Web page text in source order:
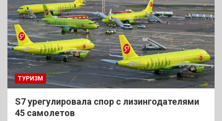
ТУРИЗМ
S7 урегулировала спор с лизингодателями
45 самолетов